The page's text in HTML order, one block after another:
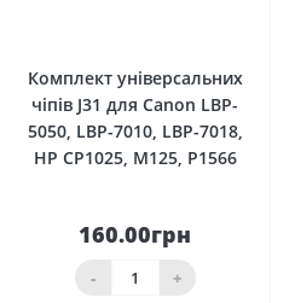
Комплект універсальних
чіпів J31 для Canon LBP-
5050, LBP-7010, LBP-7018,
HP CP1025, M125, P1566
160.00грн
- +